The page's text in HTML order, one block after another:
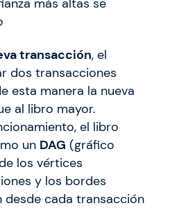
más altas se
transacción, el
dos transacciones
esta manera la nueva
al libro mayor.
el libro
un DAG (gráfico
los vértices
y los bordes
desde cada transacción